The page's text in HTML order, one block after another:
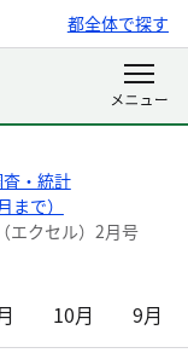
都全体で探す
・統計
で）
エクセル）2月号
10月 9月